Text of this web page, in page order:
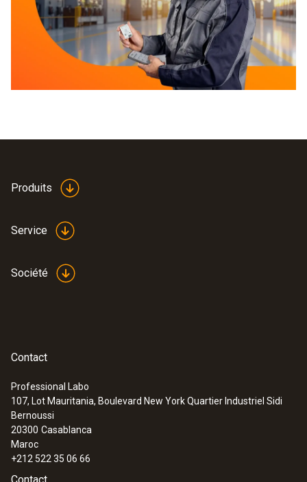
Produits
Service
Société
Contact
Professional Labo
107, Lot Mauritania, Boulevard New York Quartier Industriel Sidi
Bernoussi
20300 Casablanca
Maroc
+212 522 35 06 66